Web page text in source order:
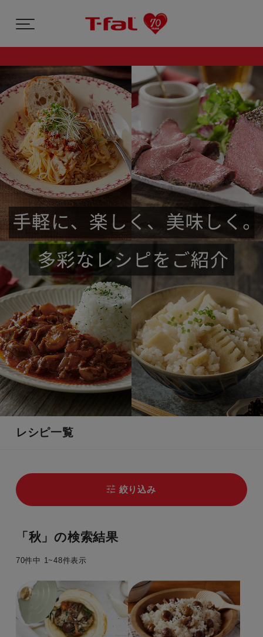
レシピ一覧
キーワード
製品カテゴリー
絞り込み
「秋」の検索結果
70件中 1~48件表示